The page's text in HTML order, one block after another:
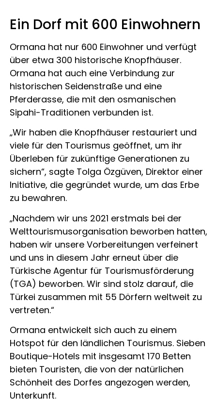
Ein Dorf mit 600 Einwohnern
Ormana hat nur 600 Einwohner und verfügt
über etwa 300 historische Knopfhäuser.
Ormana hat auch eine Verbindung zur
historischen Seidenstraße und eine
Pferderasse, die mit den osmanischen
Sipahi-Traditionen verbunden ist.
„Wir haben die Knopfhäuser restauriert und
viele für den Tourismus geöffnet, um ihr
Überleben für zukünftige Generationen zu
sichern“, sagte Tolga Özgüven, Direktor einer
Initiative, die gegründet wurde, um das Erbe
zu bewahren.
„Nachdem wir uns 2021 erstmals bei der
Welttourismusorganisation beworben hatten,
haben wir unsere Vorbereitungen verfeinert
und uns in diesem Jahr erneut über die
Türkische Agentur für Tourismusförderung
(TGA) beworben. Wir sind stolz darauf, die
Türkei zusammen mit 55 Dörfern weltweit zu
vertreten.“
Ormana entwickelt sich auch zu einem
Hotspot für den ländlichen Tourismus. Sieben
Boutique-Hotels mit insgesamt 170 Betten
bieten Touristen, die von der natürlichen
Schönheit des Dorfes angezogen werden,
Unterkunft.